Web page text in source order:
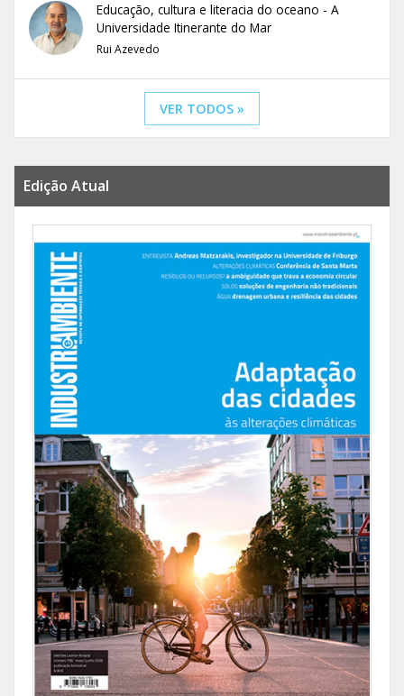
Educação, cultura e literacia do oceano - A
Universidade Itinerante do Mar
Rui Azevedo
VER TODOS »
Edição Atual